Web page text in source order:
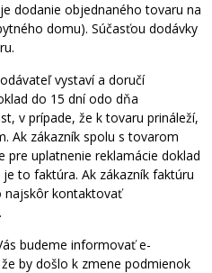
dodanie objednaného tovaru na
domu). Súčasťou dodávky
vystaví a doručí
do 15 dní odo dňa
v prípade, že k tovaru prináleží,
Ak zákazník spolu s tovarom
pre uplatnenie reklamácie doklad
to faktúra. Ak zákazník faktúru
najskôr kontaktovať
budeme informovať e-
by došlo k zmene podmienok